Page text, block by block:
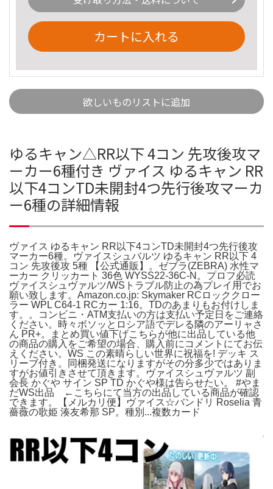
カートに入れる
欲しいものリストに追加
ゆるキャン△RR以下 4コン 先攻後攻マ
ーカー6種付き ヴァイス ゆるキャン RR
以下4コンTD未開封4つ先行後攻マーカ
ー6種の詳細情報
ヴァイス ゆるキャン RR以下4コンTD未開封4つ先行後攻
マーカー6種。ヴァイスシュバルツ ゆるキャン RR以下 4
コン 先攻後攻 5種 【公式通販】。ゼブラ(ZEBRA) 水性マ
ーカー クリッカート 36色 WYSS22-36C-N。プロフ必読
ヴァイスシュヴァルツ/WSトラブル防止の為プレイ用でお
願い致します。Amazon.co.jp: Skymaker RCロッククロー
ラー WPL C64-1 RCカー 1:16。TDのあまりもお付けしま
す。。コンビニ・ATM支払いの方は支払い予定日をご連絡
ください。時々ボソッとロシア語でデレる隣のアーリャさ
ん PR+。まとめ買い値下げこちらが他に出品している他
の商品の購入をご希望の場合、購入前にコメントにてお伝
えください。WS この素晴らしい世界に祝福を! デッキ ス
リーブ付き。同梱発送になりますがその分多少ではありま
すがお値引きさせて頂きます。ヴァイスシュヴァルツ 副
会長 かぐや サイン SP TD かぐや様は告らせたい。 #やま
だWS出品 ←こちらにて当方の出品している商品が確認
できます。【メルカリ便】ヴァイス☆バンドリ Roselia 青
薔薇の歌姫 湊友希那 SP。種別...複数カード